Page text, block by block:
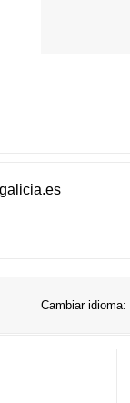
Cambiar idioma: